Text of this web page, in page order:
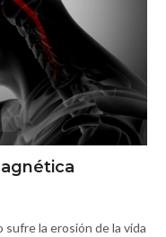
la erosión de la vida